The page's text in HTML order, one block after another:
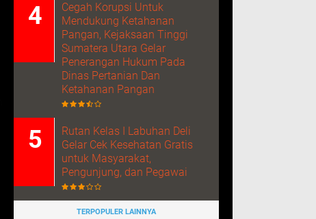
Cegah Korupsi Untuk
Mendukung Ketahanan
Pangan, Kejaksaan Tinggi
Sumatera Utara Gelar
Penerangan Hukum Pada
Dinas Pertanian Dan
Ketahanan Pangan
Rutan Kelas I Labuhan Deli
Gelar Cek Kesehatan Gratis
untuk Masyarakat,
Pengunjung, dan Pegawai
TERPOPULER LAINNYA